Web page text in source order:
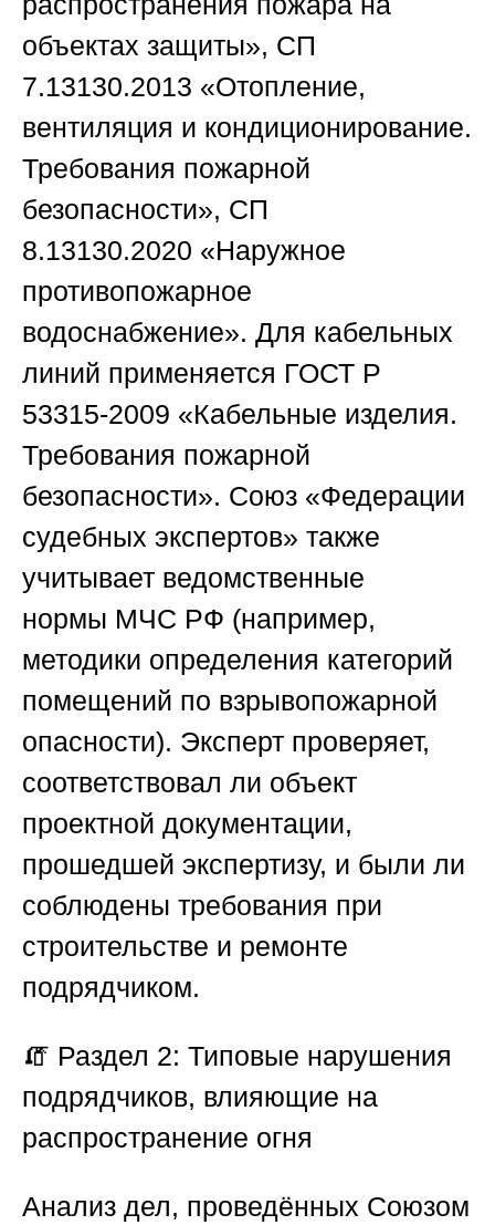
объектах защиты», СП
7.13130.2013 «Отопление,
вентиляция и кондиционирование.
Требования пожарной
безопасности», СП
8.13130.2020 «Наружное
противопожарное
водоснабжение». Для кабельных
линий применяется ГОСТ Р
53315-2009 «Кабельные изделия.
Требования пожарной
безопасности». Союз «Федерации
судебных экспертов» также
учитывает ведомственные
нормы МЧС РФ (например,
методики определения категорий
помещений по взрывопожарной
опасности). Эксперт проверяет,
соответствовал ли объект
проектной документации,
прошедшей экспертизу, и были ли
соблюдены требования при
строительстве и ремонте
подрядчиком.
🧯 Раздел 2: Типовые нарушения
подрядчиков, влияющие на
распространение огня
Анализ дел, проведённых Союзом